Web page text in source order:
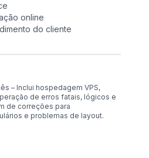
online
do cliente
– Inclui hospedagem VPS,
de erros fatais, lógicos e
de correções para
e problemas de layout.